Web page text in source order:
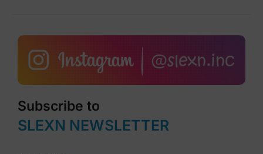
Subscribe to
SLEXN NEWSLETTER